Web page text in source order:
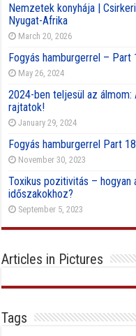
Nemzetek konyhája |
Nyugat-Afrika
March 20, 2026
Fogyás hamburgerrel –
May 26, 2024
2024-ben teljesül az
rajtatok!
January 29, 2024
Fogyás hamburgerrel Part
November 30, 2023
Toxikus pozitivitás – hogyan
időszakokhoz?
September 5, 2023
Articles in Pictures
Tags